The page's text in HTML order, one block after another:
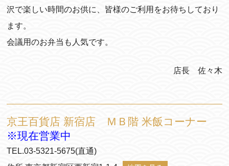
沢で楽しい時間のお供に、皆様のご利用をお待ちしており
ます。
会議用のお弁当も人気です。
店長 佐々木
京王百貨店 新宿店 ＭＢ階 米飯コーナー
※現在営業中
TEL.03-5321-5675(直通)